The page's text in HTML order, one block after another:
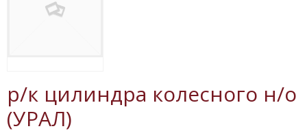
р/к цилиндра колесного н/о
(УРАЛ)